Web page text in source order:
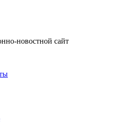
новостной сайт